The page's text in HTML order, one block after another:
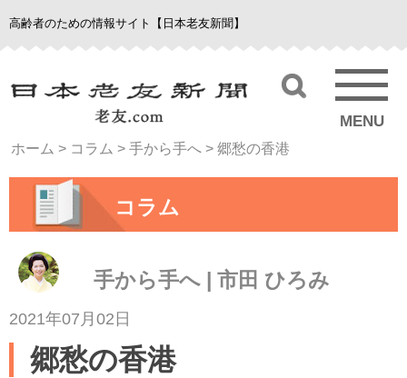
高齢者のための情報サイト【日本老友新聞】
MENU
ホーム > コラム > 手から手へ > 郷愁の香港
コラム
手から手へ | 市田 ひろみ
2021年07月02日
郷愁の香港